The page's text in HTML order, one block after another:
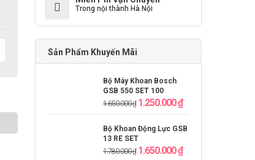
Trong nội thành Hà Nội
Sản Phẩm Khuyến Mãi
Bộ Máy Khoan Bosch
GSB 550 SET 100
1.650.000₫ 1.250.000₫
Bộ Khoan Động Lực GSB
13 RE SET
1.780.000₫ 1.650.000₫